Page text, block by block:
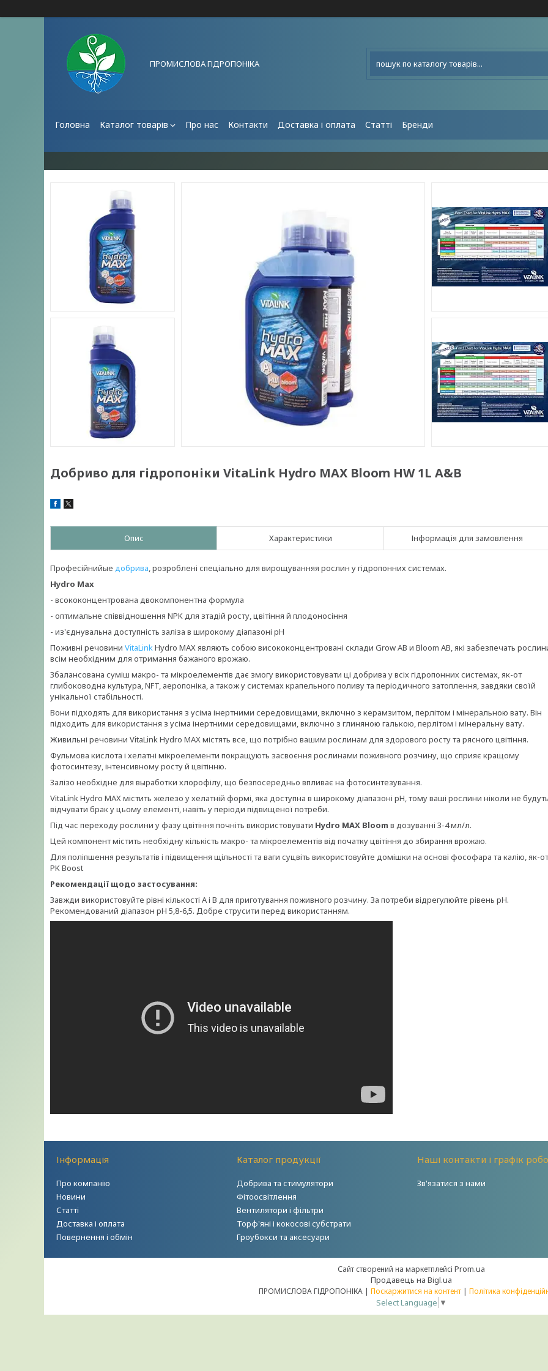
ПРОМИСЛОВА ГІДРОПОНІКА
Головна Каталог товарів Про нас Контакти Доставка і оплата Статті Бренди
Добриво для гідропоніки VitaLink Hydro MAX Bloom HW 1L A&B
Опис Характеристики Інформація для замовлення
Професійнийые добрива,розроблені спеціально для вирощуванняя рослин у гідропонних системах.
Hydro Max
- всококонцентрована двокомпонентна формула
- оптимальне співвідношення NPK для зтадій росту, цвітіння й плодоносіння
- из'єднувальна доступність заліза в широкому діапазоні pH
Поживні речовини VitaLinkHydro MAX являють собою висококонцентровані склади GrowAB и Bloom AB, які забезпечать
всім необхідним для отримання бажаного врожаю.
Збалансована суміш макро- та мікроелементів дає змогу використовувати ці добрива у всіх гідропонних системах, як-от
глибоководна культура, NFT, аеропоніка, а також у системах крапельного поливу та періодичного затоплення, завдяки своїй
унікальної стабільності.
Вони підходять для використання з усіма інертними середовищами, включно з керамзитом, перлітом і мінеральною вату. Він
підходить для використання з усіма інертними середовищами, включно з глиняною галькою, перлітом і мінеральнувату.
Живильні речовини VitaLink Hydro MAXмістять все, що потрібно вашим рослинам для здорового росту та рясного цвітіння.
Фульмова кислота і хелатні мікроелементи покращують засвоєння рослинами поживного розчину, що сприяє кращому
фотосинтезу, інтенсивному росту й цвітінню.
Залізо необхідне для выработки хлорофілу, що безпосередньо впливає на фотосинтезування.
VitaLink Hydro MAXмістить железо у хелатній формі, яка доступна в широкому діапазоні pH,томуваші рослини ніколи не
відчувати брак у цьому елементі,навіть у періоди підвищеної потреби.
Під час переходу рослини у фазу цвітіння почніть використовувати Hydro MAX Bloom в дозуванні 3-4 мл/л.
Цей компонент містить необхідну кількість макро- та мікроелементів від початку цвітіння до збирання врожаю.
Для поліпшення результатів і підвищення щільності та ваги суцвіть використовуйте домішки на основі фософара та калію, як-от
PK Boost
Рекомендації щодо застосування:
Завжди використовуйте рівні кількості A і B для приготування поживного розчину. За потреби відрегулюйте рівень pH.
Рекомендований діапазон pH 5,8-6,5. Добре струсити перед використанням.
Інформація
Про компанію
Новини
Статті
Доставка і оплата
Повернення і обмін
Каталог продукції
Добрива та стимулятори
Фітоосвітлення
Вентилятори і фільтри
Торф'яні і кокосові субстрати
Гроубокси та аксесуари
Наші контакти і графік
Зв'язатися з нами
Сайт створений на маркетплейсі Prom.ua
Продавець на Bigl.ua
ПРОМИСЛОВА ГІДРОПОНІКА | Поскаржитися на контент | Політика
Select Language ▼